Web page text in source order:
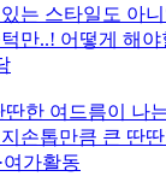
는 스타일도 아
만..! 어떻게 해야
딴한 여드름이 나
손톱만큼 큰 딴
여가활동